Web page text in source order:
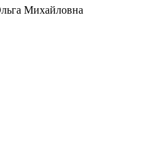
Михайловна